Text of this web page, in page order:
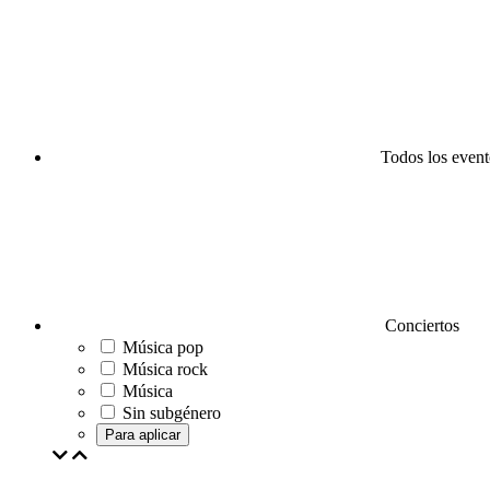
Todos los
Conciertos
Música pop
Música rock
Música
Sin subgénero
Para aplicar